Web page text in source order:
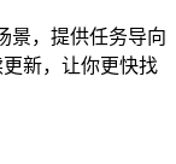
景，提供任务导向
新，让你更快找